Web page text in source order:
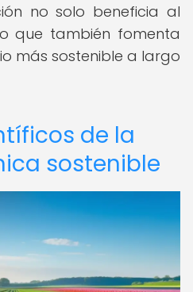
no solo beneficia al
que también fomenta
más sostenible a largo
de la
sostenible